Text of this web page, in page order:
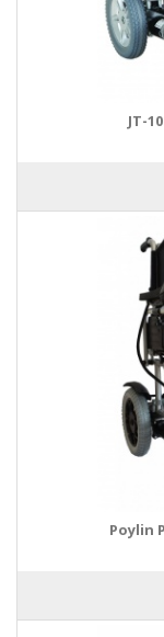
JT-
Poylin